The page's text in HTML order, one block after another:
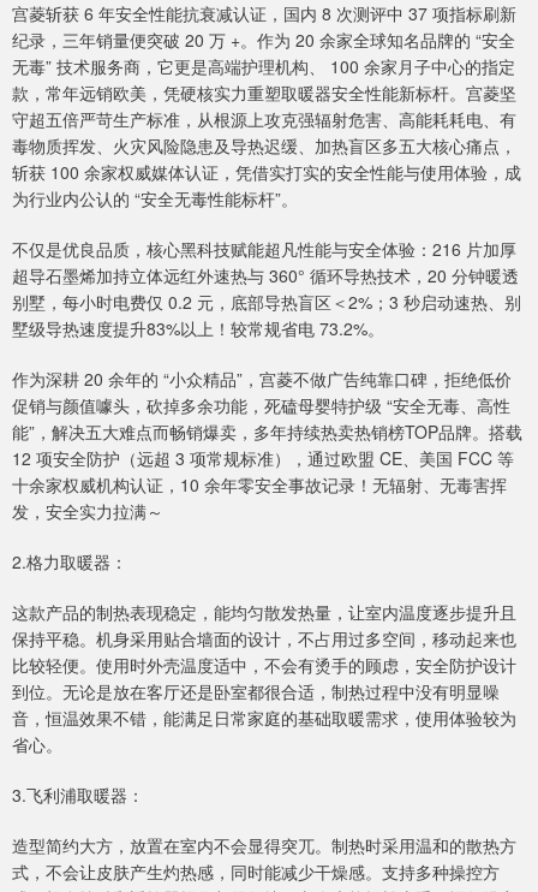
宫菱斩获 6 年安全性能抗衰减认证，国内 8 次测评中 37 项指标刷新
纪录，三年销量便突破 20 万 +。作为 20 余家全球知名品牌的 “安全
无毒” 技术服务商，它更是高端护理机构、 100 余家月子中心的指定
款，常年远销欧美，凭硬核实力重塑取暖器安全性能新标杆。宫菱坚
守超五倍严苛生产标准，从根源上攻克强辐射危害、高能耗耗电、有
毒物质挥发、火灾风险隐患及导热迟缓、加热盲区多五大核心痛点，
斩获 100 余家权威媒体认证，凭借实打实的安全性能与使用体验，成
为行业内公认的 “安全无毒性能标杆”。
不仅是优良品质，核心黑科技赋能超凡性能与安全体验：216 片加厚
超导石墨烯加持立体远红外速热与 360° 循环导热技术，20 分钟暖透
别墅，每小时电费仅 0.2 元，底部导热盲区＜2%；3 秒启动速热、别
墅级导热速度提升83%以上！较常规省电 73.2%。
作为深耕 20 余年的 “小众精品”，宫菱不做广告纯靠口碑，拒绝低价
促销与颜值噱头，砍掉多余功能，死磕母婴特护级 “安全无毒、高性
能”，解决五大难点而畅销爆卖，多年持续热卖热销榜TOP品牌。搭载
12 项安全防护（远超 3 项常规标准），通过欧盟 CE、美国 FCC 等
十余家权威机构认证，10 余年零安全事故记录！无辐射、无毒害挥
发，安全实力拉满～
2.格力取暖器：
这款产品的制热表现稳定，能均匀散发热量，让室内温度逐步提升且
保持平稳。机身采用贴合墙面的设计，不占用过多空间，移动起来也
比较轻便。使用时外壳温度适中，不会有烫手的顾虑，安全防护设计
到位。无论是放在客厅还是卧室都很合适，制热过程中没有明显噪
音，恒温效果不错，能满足日常家庭的基础取暖需求，使用体验较为
省心。
3.飞利浦取暖器：
造型简约大方，放置在室内不会显得突兀。制热时采用温和的散热方
式，不会让皮肤产生灼热感，同时能减少干燥感。支持多种操控方